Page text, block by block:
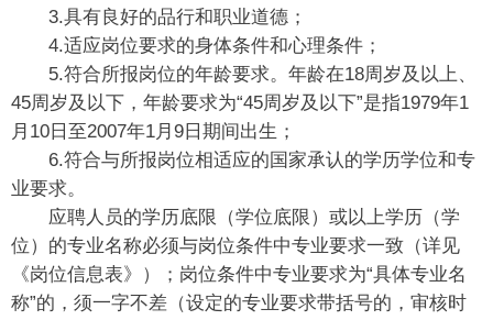
3.具有良好的品行和职业道德；
4.适应岗位要求的身体条件和心理条件；
5.符合所报岗位的年龄要求。年龄在18周岁及以上、
45周岁及以下，年龄要求为“45周岁及以下”是指1979年1
月10日至2007年1月9日期间出生；
6.符合与所报岗位相适应的国家承认的学历学位和专
业要求。
应聘人员的学历底限（学位底限）或以上学历（学
位）的专业名称必须与岗位条件中专业要求一致（详见
《岗位信息表》）；岗位条件中专业要求为“具体专业名
称”的，须一字不差（设定的专业要求带括号的，审核时